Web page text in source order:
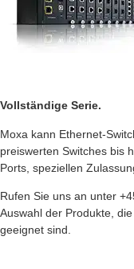
Vollständige Serie.
Moxa kann Ethernet-
preiswerten Switches bis
Ports, speziellen
Rufen Sie uns an unter
Auswahl der Produkte,
geeignet sind.